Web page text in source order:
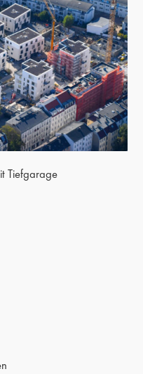
mit Tiefgarage
Tiefgarage